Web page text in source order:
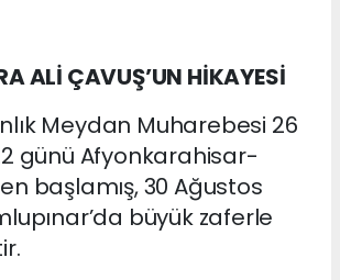
ALİ ÇAVUŞ’UN HİKAYESİ
Meydan Muharebesi 26
günü Afyonkarahisar-
başlamış, 30 Ağustos
büyük zaferle